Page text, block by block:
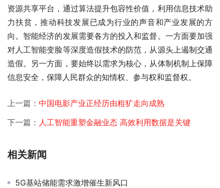
资源共享平台，通过算法提升包容性价值，利用信息技术助
力扶贫，推动科技发展已成为行业的声音和产业发展的方
向。智能经济的发展需要各方的投入和监督。一方面要加强
对人工智能变脸等深度造假技术的防范，从源头上遏制交通
造假。另一方面，要始终以需求为核心，从体制机制上保障
信息安全，保障人民群众的知情权、参与权和监督权。
上一篇： 中国电影产业正经历由粗犷走向成熟
下一篇： 人工智能重塑金融业态 高效利用数据是关键
相关新闻
5G基站储能需求激增催生新风口